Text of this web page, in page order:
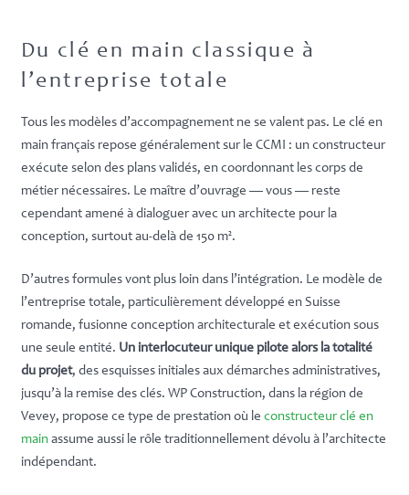
Du clé en main classique à
l’entreprise totale
Tous les modèles d’accompagnement ne se valent pas. Le clé en
main français repose généralement sur le CCMI : un constructeur
exécute selon des plans validés, en coordonnant les corps de
métier nécessaires. Le maître d’ouvrage — vous — reste
cependant amené à dialoguer avec un architecte pour la
conception, surtout au-delà de 150 m².
D’autres formules vont plus loin dans l’intégration. Le modèle de
l’entreprise totale, particulièrement développé en Suisse
romande, fusionne conception architecturale et exécution sous
une seule entité. Un interlocuteur unique pilote alors la totalité
du projet, des esquisses initiales aux démarches administratives,
jusqu’à la remise des clés. WP Construction, dans la région de
Vevey, propose ce type de prestation où le constructeur clé en
mainassume aussi le rôle traditionnellement dévolu à l’architecte
indépendant.